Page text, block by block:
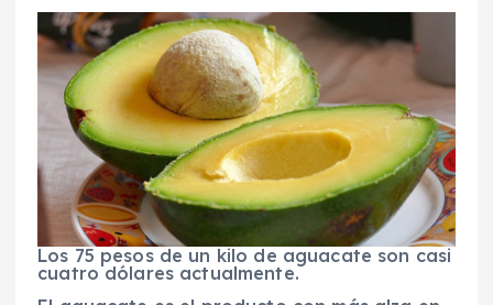
Los 75 pesos de un kilo de aguacate son casi
cuatro dólares actualmente.